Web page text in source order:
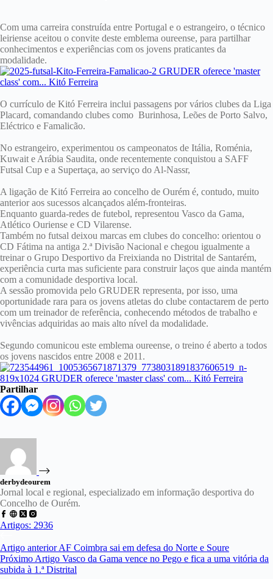
Com uma carreira construída entre Portugal e o estrangeiro, o técnico
leiriense aceitou o convite deste emblema oureense, para partilhar
conhecimentos e experiências com os jovens praticantes da
modalidade.
O currículo de Kitó Ferreira inclui passagens por vários clubes da Liga
Placard, comandando clubes como Burinhosa, Leões de Porto Salvo,
Eléctrico e Famalicão.
No estrangeiro, experimentou os campeonatos de Itália, Roménia,
Kuwait e Arábia Saudita, onde recentemente conquistou a SAFF
Futsal Cup e a Supertaça, ao serviço do Al-Nassr,
A ligação de Kitó Ferreira ao concelho de Ourém é, contudo, muito
anterior aos sucessos alcançados além-fronteiras.
Enquanto guarda-redes de futebol, representou Vasco da Gama,
Atlético Ouriense e CD Vilarense.
Também no futsal deixou marcas em clubes do concelho: orientou o
CD Fátima na antiga 2.ª Divisão Nacional e chegou igualmente a
treinar o Grupo Desportivo da Freixianda no Distrital de Santarém,
experiência curta mas suficiente para construir laços que ainda mantém
com a comunidade desportiva local.
A sessão promovida pelo GRUDER representa, por isso, uma
oportunidade rara para os jovens atletas do clube contactarem de perto
com um treinador de referência, conhecendo métodos de trabalho e
vivências adquiridas ao mais alto nível da modalidade.
Segundo comunicou este emblema oureense, o treino é aberto a todos
os jovens nascidos entre 2008 e 2011.
Partilhar
derbydeourem
Jornal local e regional, especializado em informação desportiva do
Concelho de Ourém.
Artigos: 2936
Artigo anteriorAF Coimbra sai em defesa do Norte e Soure
Próximo Artigo Vasco da Gama vence no Pego e fica a uma vitória da
subida à 1.ª Distrital